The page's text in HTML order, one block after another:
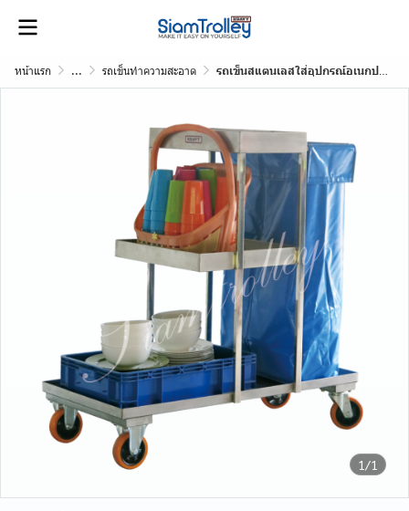
หน้าแรก ... รถเข็นทำความสะอาด รถเข็นสแตนเลสใส่อุปกรณ์อเนกประสงค์
1/1